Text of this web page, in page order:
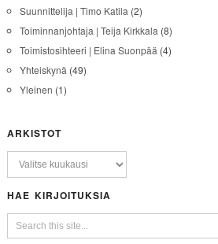
Suunnittelija | Timo Katila (2)
Toiminnanjohtaja | Teija Kirkkala (8)
Toimistosihteeri | Elina Suonpää (4)
Yhteiskynä (49)
Yleinen (1)
ARKISTOT
HAE KIRJOITUKSIA